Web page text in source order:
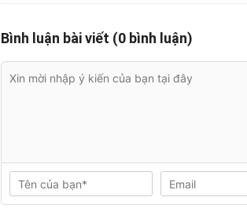
Bình luận bài viết (0 bình luận)